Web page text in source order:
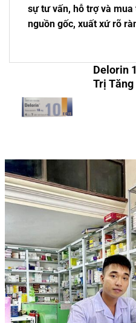
sự tư vấn, hỗ trợ và
nguồn gốc, xuất xứ rõ
Delorin
Trị